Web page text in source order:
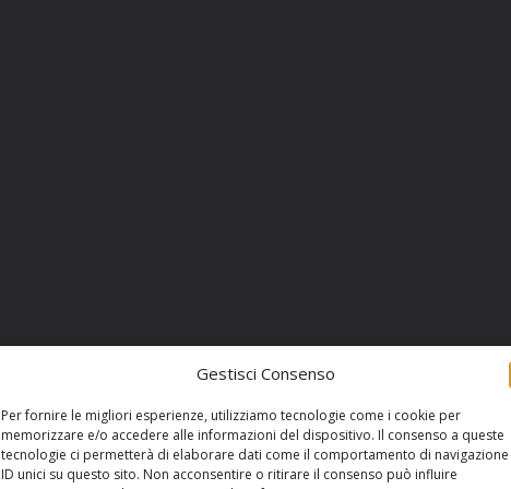
Gestisci Consenso
Per fornire le migliori esperienze, utilizziamo tecnologie come i cookie per
memorizzare e/o accedere alle informazioni del dispositivo. Il consenso a queste
tecnologie ci permetterà di elaborare dati come il comportamento di
ID unici su questo sito. Non acconsentire o ritirare il consenso può influire